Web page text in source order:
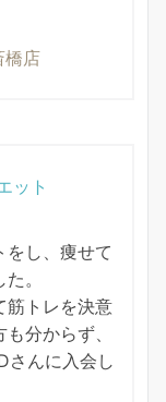
橋店
ット
をし、痩せて
。
筋トレを決意
分からず、
さんに入会し